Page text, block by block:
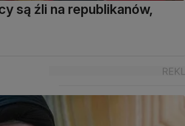
są źli na republikanów,